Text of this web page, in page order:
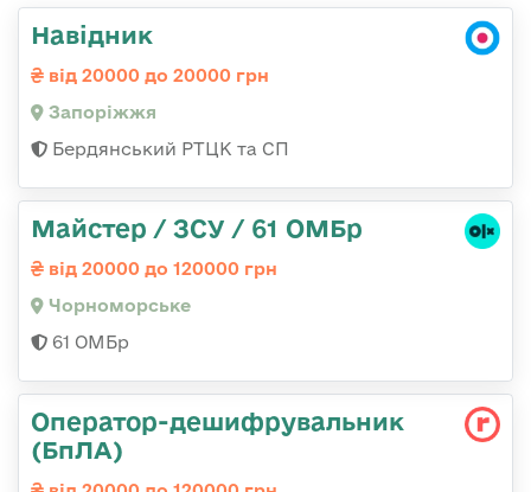
Навідник
від 20000 до 20000 грн
Запоріжжя
Бердянський РТЦК та СП
Майстер / ЗСУ / 61 ОМБр
від 20000 до 120000 грн
Чорноморське
61 ОМБр
Оператор-дешифрувальник
(БпЛА)